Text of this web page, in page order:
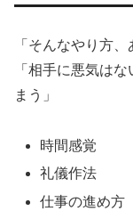
「そんなやり方
「相手に悪気は
まう」
時間感覚
礼儀作法
仕事の進め方